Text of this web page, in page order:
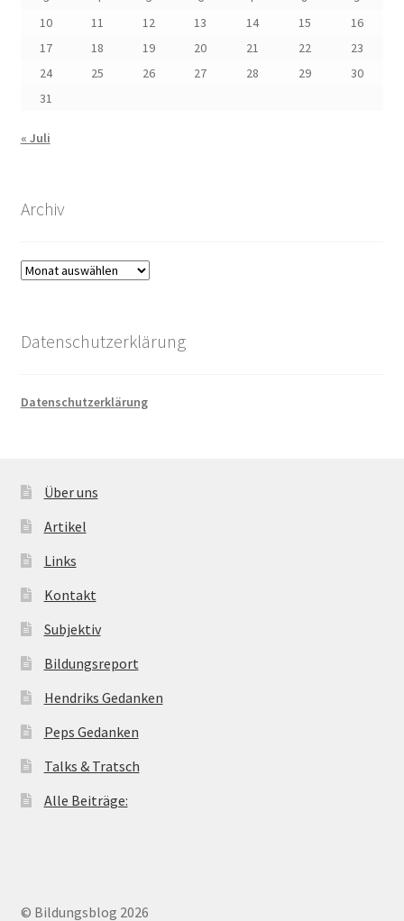
10
11 12 13 14 15
16
17
18 19 20 21 22
23
24
25 26 27 28 29
30
31
« Juli
Archiv
Archiv
Datenschutzerklärung
Datenschutzerklärung
Über uns
Artikel
Links
Kontakt
Subjektiv
Bildungsreport
Hendriks Gedanken
Peps Gedanken
Talks & Tratsch
Alle Beiträge:
© Bildungsblog 2026